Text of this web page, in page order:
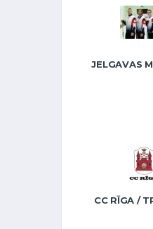
JELGAVAS
CC RĪGA /